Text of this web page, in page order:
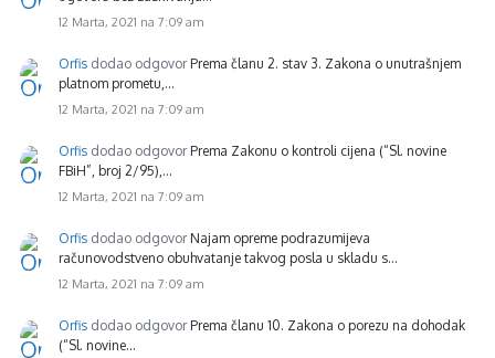
12 Marta, 2021 na 7:09 am
Orfis dodao odgovor Prema članu 2. stav 3. Zakona o unutrašnjem
platnom prometu,…
12 Marta, 2021 na 7:09 am
Orfis dodao odgovor Prema Zakonu o kontroli cijena (“Sl. novine
FBiH”, broj 2/95),…
12 Marta, 2021 na 7:09 am
Orfis dodao odgovor Najam opreme podrazumijeva
računovodstveno obuhvatanje takvog posla u skladu s…
12 Marta, 2021 na 7:09 am
Orfis dodao odgovor Prema članu 10. Zakona o porezu na dohodak
(“Sl. novine…